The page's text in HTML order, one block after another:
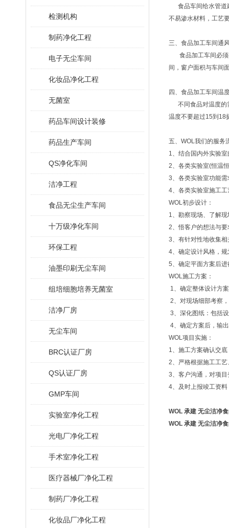
检测机构
制药净化工程
电子无尘车间
化妆品净化工程
无菌室
药品车间设计装修
药品生产车间
QS净化车间
洁净工程
食品无尘生产车间
十万级净化车间
环保工程
油墨印刷无尘车间
组培细胞培养无菌室
洁净厂房
无尘车间
BRC认证厂房
QS认证厂房
GMP车间
实验室净化工程
光电厂净化工程
手术室净化工程
医疗器械厂净化工程
制药厂净化工程
化妆品厂净化工程
食品车间给水管道
不易渗水材料，工艺
三、食品加工车间通
食品加工车间必须
间，窗户面积与车间
四、食品加工车间温
不同食品对温度的
温度不要超过15到18
五、WOL我们的服务
1、结合国内外实验
2、各类实验室(恒温
3、各类实验室功能
4、各类实验室施工
WOL初步设计：
1、勘察现场、了解
2、悟客户的想法与
3、有针对性地收集
4、确定设计风格，
5、确定平面方案后
WOL施工方案：
1、确定整体设计方
2、对现场细部考察
3、深化图纸：包括
4、确定方案后，输
WOL项目实施：
1、施工方案确认交
2、严格根据施工工
3、客户沟通，对项
4、及时上报竣工资
WOL 承建 无尘洁净
WOL 承建 无尘洁净